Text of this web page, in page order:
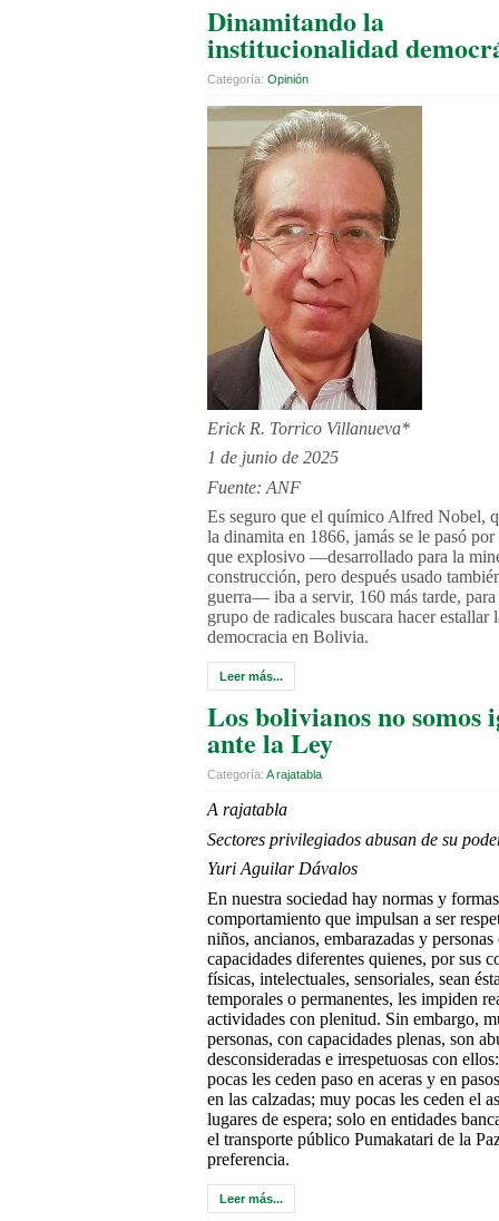
Dinamitando la
institucionalidad
Categoría: Opinión
Erick R. Torrico Villanueva*
1 de junio de 2025
Fuente: ANF
Es seguro que el químico Alfred Nobel,
la dinamita en 1866, jamás se le pasó por
que explosivo —desarrollado para la
construcción, pero después usado
guerra— iba a servir, 160 más tarde,
grupo de radicales buscara hacer estallar
democracia en Bolivia.
Leer más...
Los bolivianos no somos
ante la Ley
Categoría: A rajatabla
A rajatabla
Sectores privilegiados abusan de su
Yuri Aguilar Dávalos
En nuestra sociedad hay normas y
comportamiento que impulsan a ser
niños, ancianos, embarazadas y personas
capacidades diferentes quienes, por sus
físicas, intelectuales, sensoriales, sean
temporales o permanentes, les impiden
actividades con plenitud. Sin embargo,
personas, con capacidades plenas, son
desconsideradas e irrespetuosas con
pocas les ceden paso en aceras y en
en las calzadas; muy pocas les ceden el
lugares de espera; solo en entidades
el transporte público Pumakatari de la
preferencia.
Leer más...